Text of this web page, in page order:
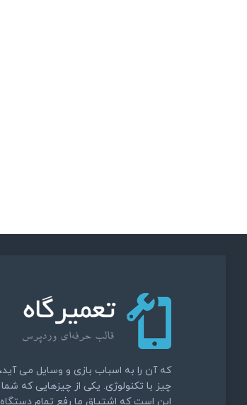
که آن را به اسباب بازی و وسایل می
چیز با تکنولوژی. یکی از چیزهایی که شما
این است که اشتیاق ما رفع تمام دستگاه